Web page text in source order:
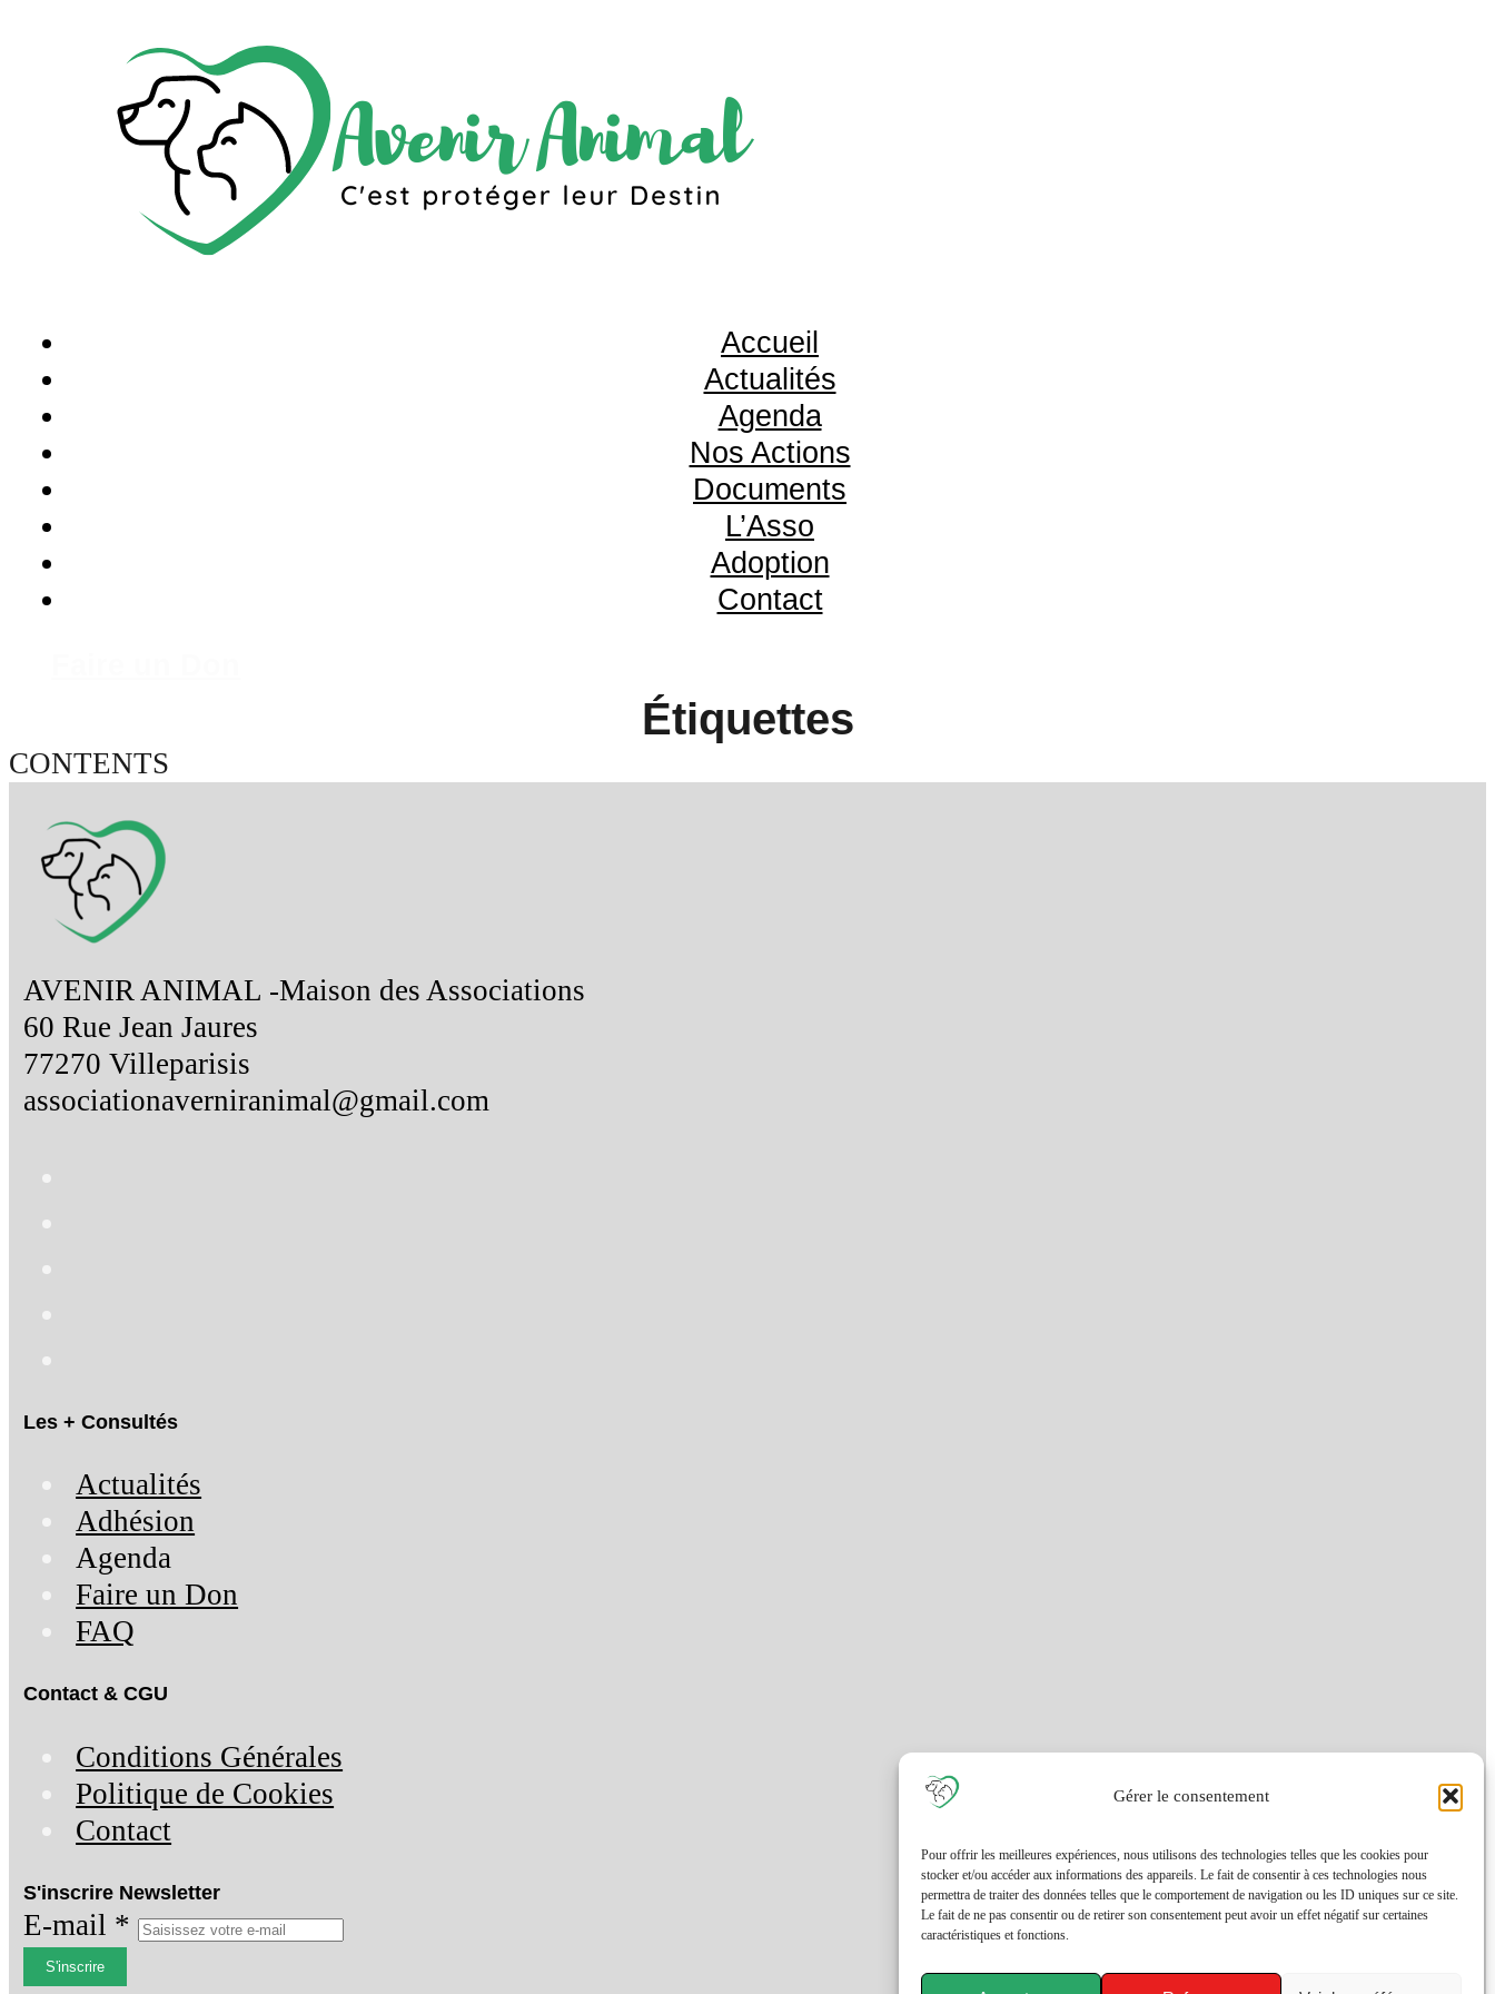
Gérer le consentement
Pour offrir les meilleures expériences, nous utilisons des technologies telles que les cookies pour
stocker et/ou accéder aux informations des appareils. Le fait de consentir à ces technologies nous
permettra de traiter des données telles que le comportement de navigation ou les ID uniques sur ce site.
Le fait de ne pas consentir ou de retirer son consentement peut avoir un effet négatif sur certaines
caractéristiques et fonctions.
Accueil
Actualités
Agenda
Nos Actions
Documents
L’Asso
Adoption
Contact
Étiquettes
CONTENTS
AVENIR ANIMAL -Maison des Associations
60 Rue Jean Jaures
77270 Villeparisis
associationaverniranimal@gmail.com
Les + Consultés
Actualités
Adhésion
Agenda
Faire un Don
FAQ
Contact & CGU
Conditions Générales
Politique de Cookies
Contact
S'inscrire Newsletter
E-mail *
S'inscrire